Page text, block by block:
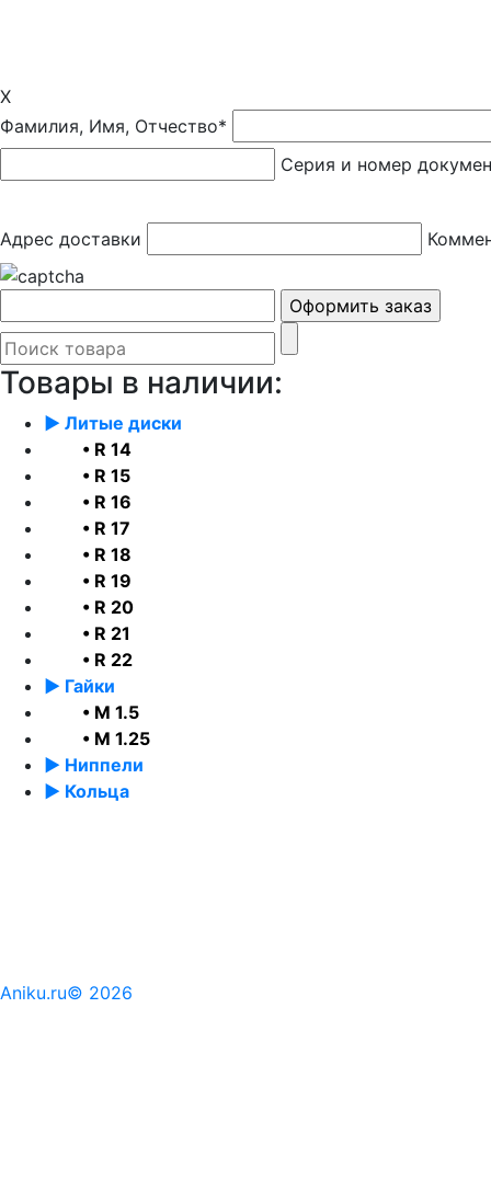
X
Фамилия, Имя, Отчество*
Серия и номер
Адрес доставки
Товары в наличии:
► Литые диски
• R 14
• R 15
• R 16
• R 17
• R 18
• R 19
• R 20
• R 21
• R 22
► Гайки
• М 1.5
• М 1.25
► Ниппели
► Кольца
Aniku.ru© 2026